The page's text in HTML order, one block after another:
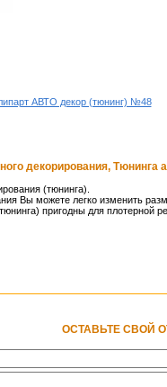
АВТО декор (тюнинг) №48
декорирования, Тюнинга
(тюнинга).
Вы можете легко изменить
пригодны для плотерной
ОСТАВЬТЕ СВОЙ